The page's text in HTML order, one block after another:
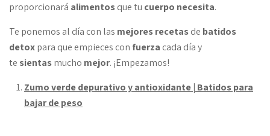
proporcionará alimentosque tu cuerpo necesita. ​
Te ponemos al día con las mejoresrecetasde batidos
detoxpara que empieces con fuerza cada día y
te sientasmucho mejor. ¡Empezamos!
Zumo verde depurativo y antioxidante | Batidos para
bajar de peso